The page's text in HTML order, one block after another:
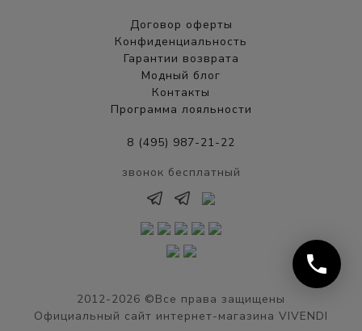
Договор оферты
Конфиденциальность
Гарантии возврата
Модный блог
Контакты
Программа лояльности
8 (495) 987-21-22
звонок бесплатный
2012-2026 ©Все права защищены
Официальный сайт интернет-магазина VIVENDI
phone